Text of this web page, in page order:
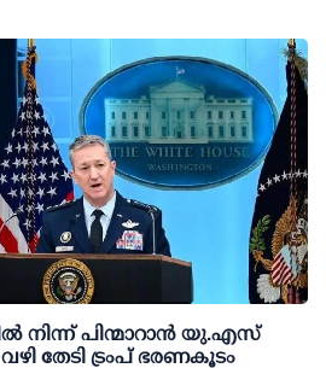
നിന്ന് പിന്മാറാന്‍ യു.എസ്
തേടി ട്രംപ് ഭരണകൂടം